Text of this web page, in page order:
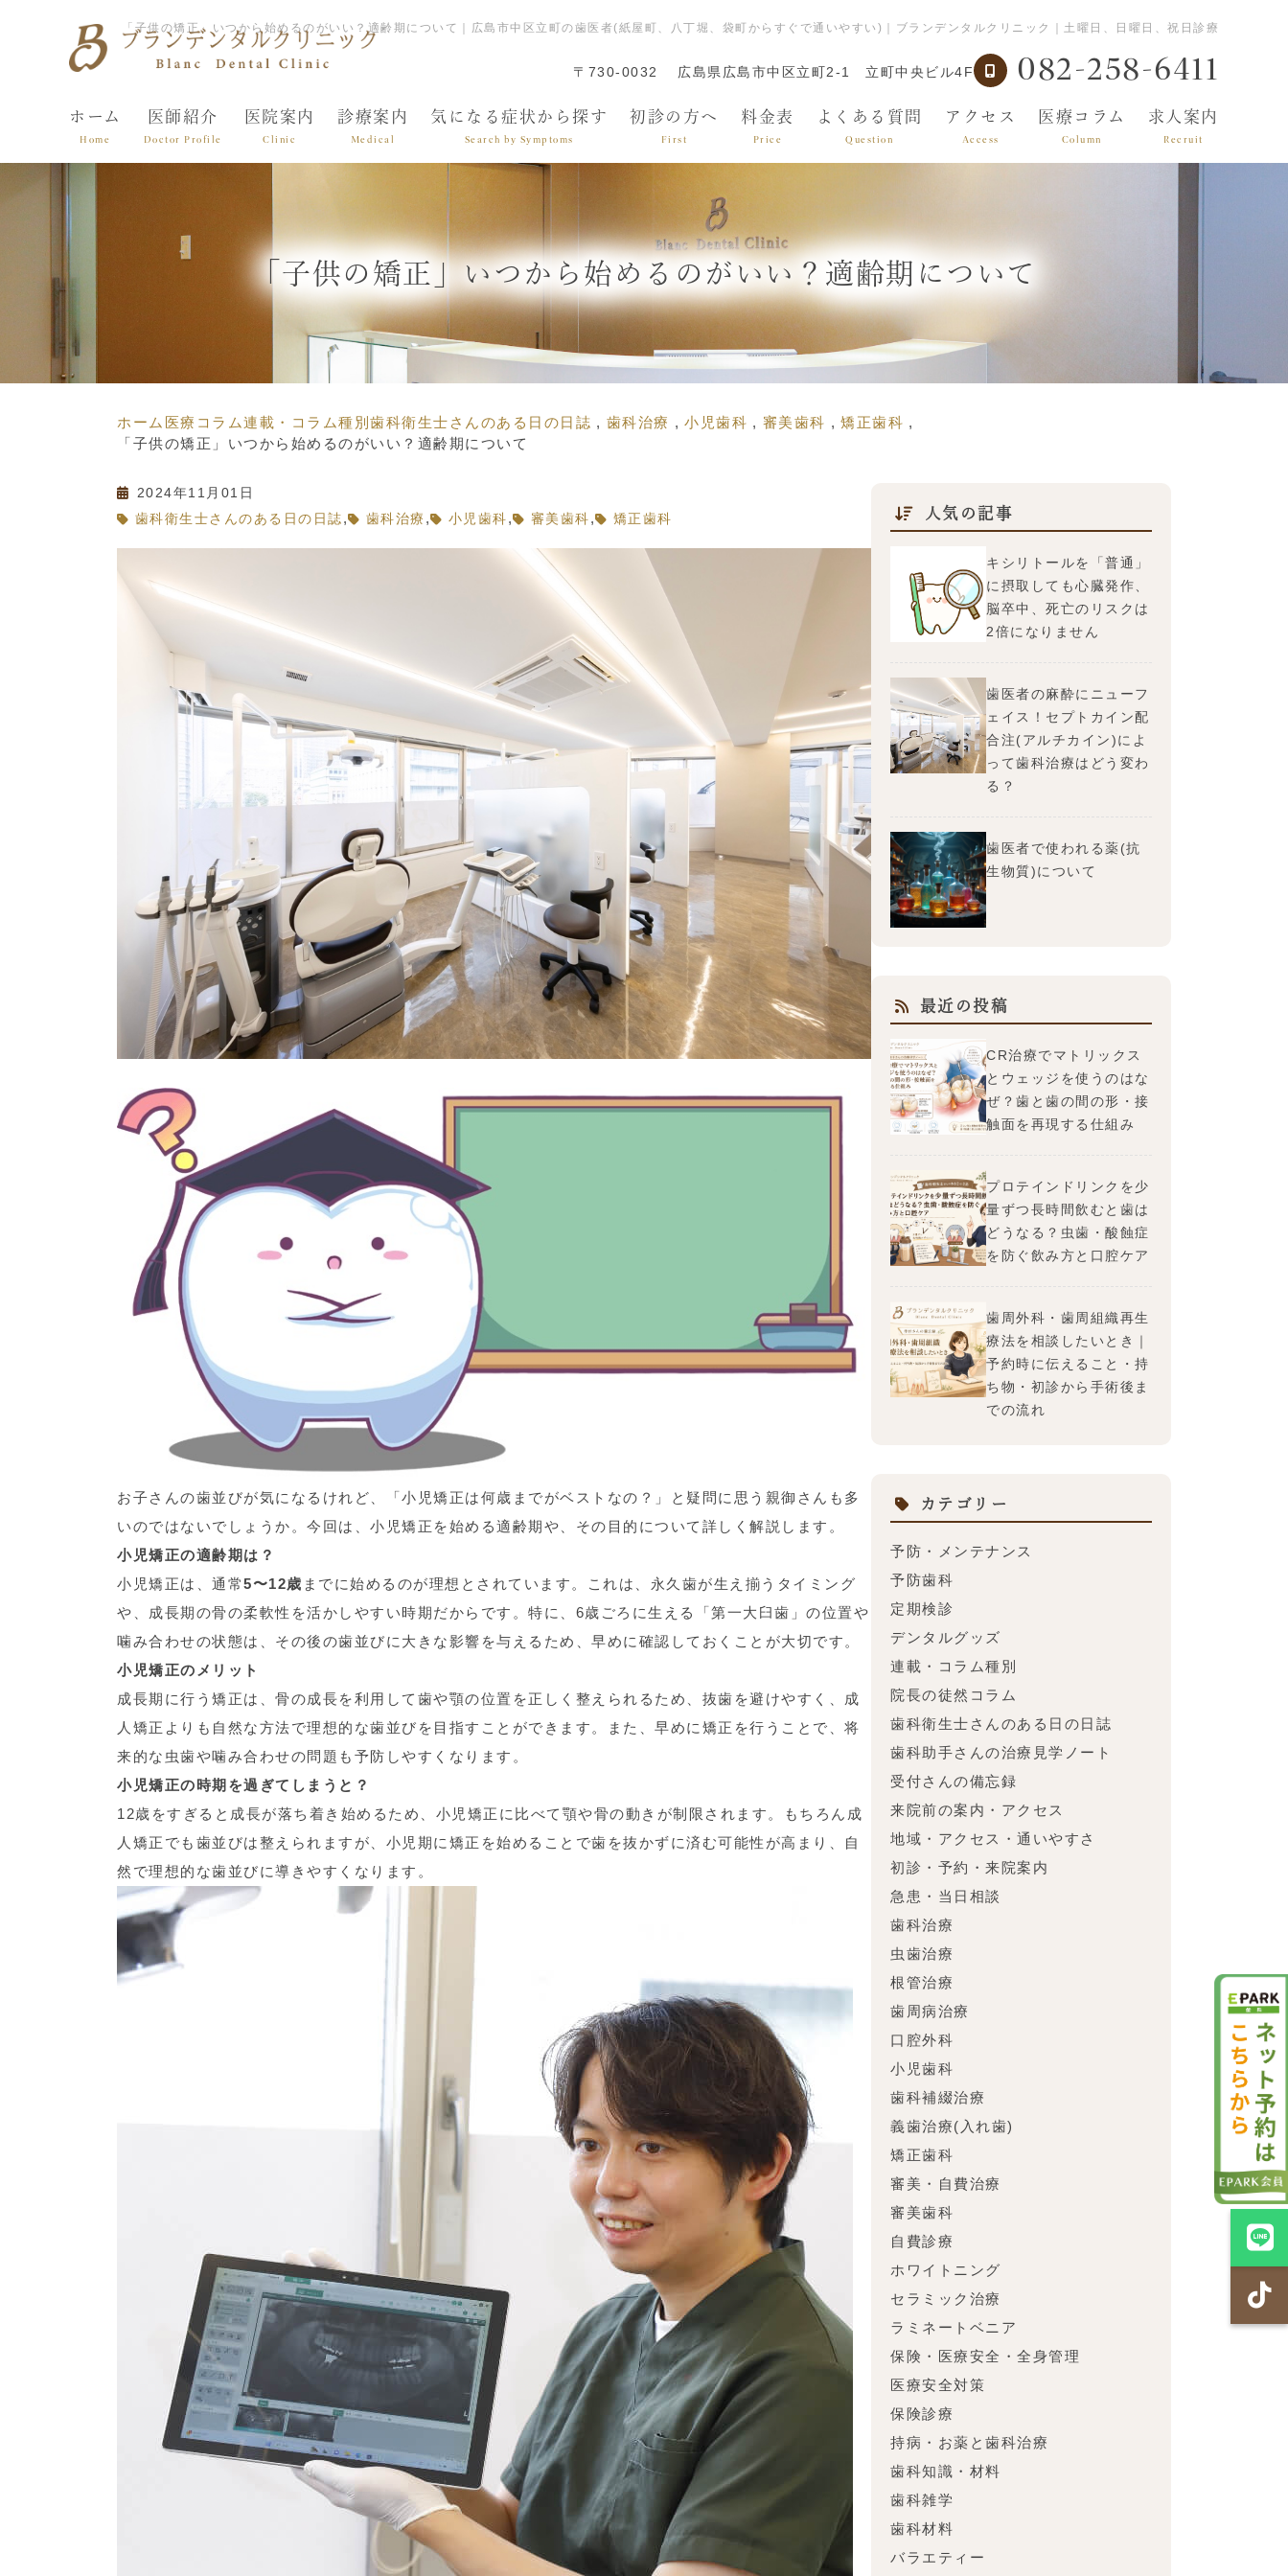
「子供の矯正」いつから始めるのがいい？適齢期について｜広島市中区立町の歯医者(紙屋町、八丁堀、袋町からすぐで通いやすい)｜ブランデンタルクリニック｜土曜日、日曜日、祝日診療
〒730-0032 広島県広島市中区立町2-1 立町中央ビル4F 082-258-6411
ホーム
Home
医師紹介
Doctor Profile
医院案内
Clinic
診療案内
Medical
気になる症状から探す
Search by Symptoms
初診の方へ
First
料金表
Price
よくある質問
Question
アクセス
Access
医療コラム
Column
求人案内
Recruit
「子供の矯正」いつから始めるのがいい？適齢期について
ホーム 医療コラム連載・コラム種別 歯科衛生士さんのある日の日誌 歯科治療 小児歯科 審美歯科
矯正歯科
「子供の矯正」いつから始めるのがいい？適齢期について
2024年11月01日
歯科衛生士さんのある日の日誌 , 歯科治療 , 小児歯科 , 審美歯科 , 矯正歯科
お子さんの歯並びが気になるけれど、「小児矯正は何歳までがベストなの？」と疑問に思う親御さんも多
いのではないでしょうか。今回は、小児矯正を始める適齢期や、その目的について詳しく解説します。
小児矯正の適齢期は？
小児矯正は、通常5〜12歳 までに始めるのが理想とされています。これは、永久歯が生え揃うタイミング
や、成長期の骨の柔軟性を活かしやすい時期だからです。特に、6歳ごろに生える「第一大臼歯」の位置や
噛み合わせの状態は、その後の歯並びに大きな影響を与えるため、早めに確認しておくことが大切です。
小児矯正のメリット
成長期に行う矯正は、骨の成長を利用して歯や顎の位置を正しく整えられるため、抜歯を避けやすく、成
人矯正よりも自然な方法で理想的な歯並びを目指すことができます。また、早めに矯正を行うことで、将
来的な虫歯や噛み合わせの問題も予防しやすくなります。
小児矯正の時期を過ぎてしまうと？
12歳をすぎると成長が落ち着き始めるため、小児矯正に比べて顎や骨の動きが制限されます。もちろん成
人矯正でも歯並びは整えられますが、小児期に矯正を始めることで歯を抜かずに済む可能性が高まり、自
然で理想的な歯並びに導きやすくなります。
人気の記事
キシリトールを「普通」
に摂取しても心臓発作、
脳卒中、死亡のリスクは
2倍になりません
歯医者の麻酔にニューフ
ェイス！セプトカイン配
合注(アルチカイン)によ
って歯科治療はどう変わ
る？
歯医者で使われる薬(抗
生物質)について
最近の投稿
CR治療でマトリックス
とウェッジを使うのはな
ぜ？歯と歯の間の形・接
触面を再現する仕組み
プロテインドリンクを少
量ずつ長時間飲むと歯は
どうなる？虫歯・酸蝕症
を防ぐ飲み方と口腔ケア
歯周外科・歯周組織再生
療法を相談したいとき｜
予約時に伝えること・持
ち物・初診から手術後ま
での流れ
カテゴリー
予防・メンテナンス
予防歯科
定期検診
デンタルグッズ
連載・コラム種別
院長の徒然コラム
歯科衛生士さんのある日の日誌
歯科助手さんの治療見学ノート
受付さんの備忘録
来院前の案内・アクセス
地域・アクセス・通いやすさ
初診・予約・来院案内
急患・当日相談
歯科治療
虫歯治療
根管治療
歯周病治療
口腔外科
小児歯科
歯科補綴治療
義歯治療(入れ歯)
矯正歯科
審美・自費治療
審美歯科
自費診療
ホワイトニング
セラミック治療
ラミネートベニア
保険・医療安全・全身管理
医療安全対策
保険診療
持病・お薬と歯科治療
歯科知識・材料
歯科雑学
歯科材料
バラエティー